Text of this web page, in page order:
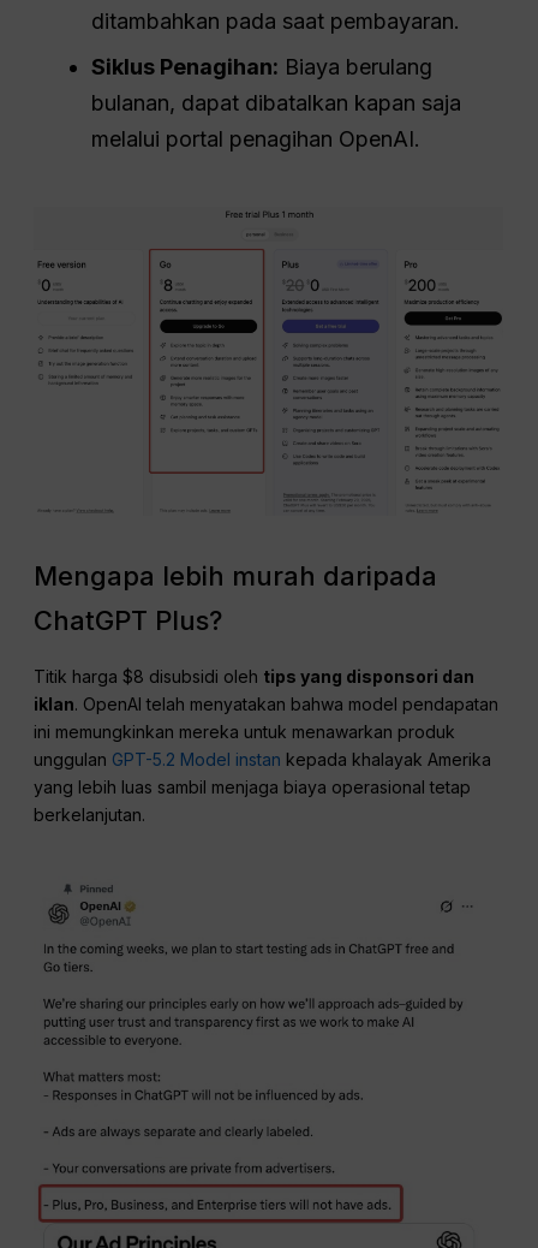
ditambahkan pada saat pembayaran.
Siklus Penagihan: Biaya berulang
bulanan, dapat dibatalkan kapan saja
melalui portal penagihan OpenAI.
Mengapa lebih murah daripada
ChatGPT Plus?
Titik harga $8 disubsidi oleh tips yang disponsori dan
iklan. OpenAI telah menyatakan bahwa model pendapatan
ini memungkinkan mereka untuk menawarkan produk
unggulan GPT-5.2 Model instan kepada khalayak Amerika
yang lebih luas sambil menjaga biaya operasional tetap
berkelanjutan.